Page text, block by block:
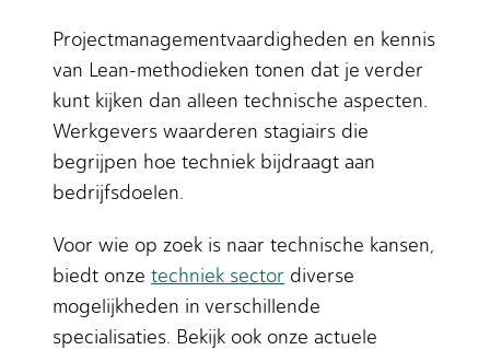
Projectmanagementvaardigheden en kennis
van Lean-methodieken tonen dat je verder
kunt kijken dan alleen technische aspecten.
Werkgevers waarderen stagiairs die
begrijpen hoe techniek bijdraagt aan
bedrijfsdoelen.
Voor wie op zoek is naar technische kansen,
biedt onze techniek sector diverse
mogelijkheden in verschillende
specialisaties. Bekijk ook onze actuele